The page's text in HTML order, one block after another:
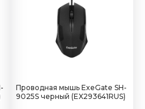
Проводная мышь ExeGate SH-
9025S черный (EX293641RUS)